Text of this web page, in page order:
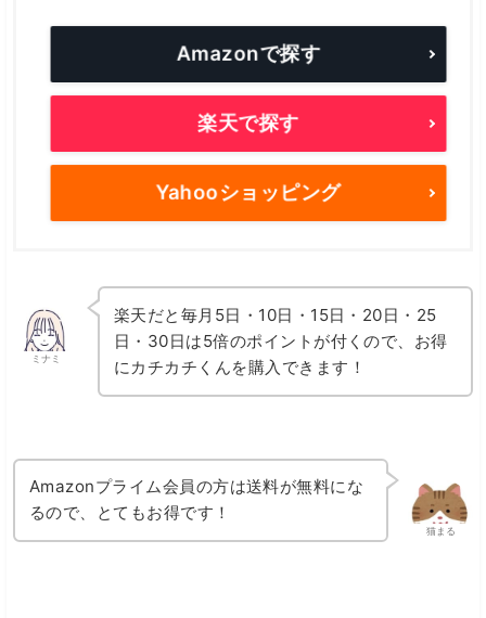
Amazonで探す
楽天で探す
Yahooショッピング
ミナミ
楽天だと毎月5日・10日・15日・20日・25
日・30日は5倍のポイントが付くので、お得
にカチカチくんを購入できます！
猫まる
Amazonプライム会員の方は送料が無料にな
るので、とてもお得です！